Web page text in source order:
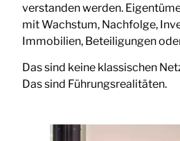
verstanden werden.
mit Wachstum, Nachfolge,
Immobilien, Beteiligungen
Das sind keine klassischen
Das sind Führungsrealitäten.